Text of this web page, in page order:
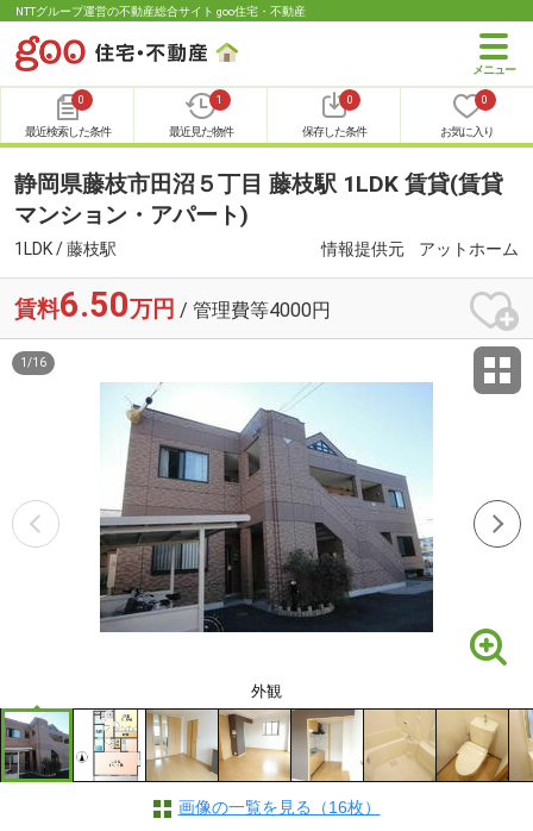
NTTグループ運営の不動産総合サイト goo住宅・不動産
0
最近検索した条件
1
最近見た物件
0
保存した条件
0
お気に入り
静岡県藤枝市田沼５丁目 藤枝駅 1LDK 賃貸(賃貸
マンション・アパート)
1LDK / 藤枝駅 情報提供元 アットホーム
賃料6.50万円 / 管理費等4000円
外観
1 /16
画像の一覧を見る（16枚）